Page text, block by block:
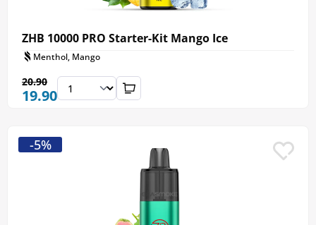
ZHB 10000 PRO Starter-Kit Mango Ice
Menthol, Mango
19.90
20.90
-5%